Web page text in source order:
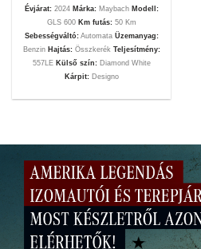
Évjárat:2024 Márka:Maybach Modell:
GLS 600 Km futás: 50 Km
Sebességváltó:Automata Üzemanyag:
Benzin Hajtás:Összkerék Teljesítmény:
557LE Külső szín:Diamond White
Kárpit:Designo